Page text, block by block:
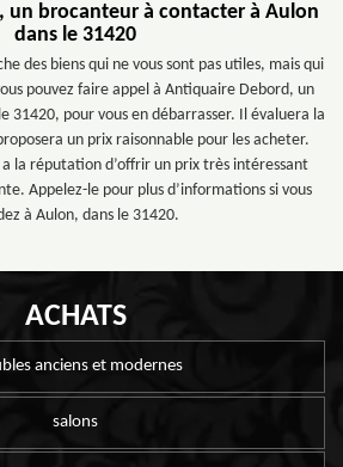
un brocanteur à contacter à Aulon
dans le 31420
des biens qui ne vous sont pas utiles, mais qui
pouvez faire appel à Antiquaire Debord, un
31420, pour vous en débarrasser. Il évaluera la
un prix raisonnable pour les acheter.
a la réputation d’offrir un prix très intéressant
Appelez-le pour plus d’informations si vous
à Aulon, dans le 31420.
ACHATS
anciens et modernes
salons